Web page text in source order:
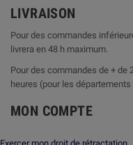
LIVRAISON
Pour des commandes
livrera en 48 h maximum.
Pour des commandes de + de
heures (pour les
MON COMPTE